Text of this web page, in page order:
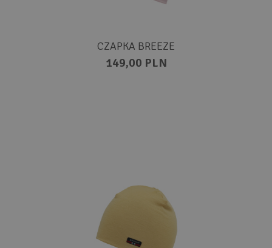
CZAPKA BREEZE
149,00 PLN